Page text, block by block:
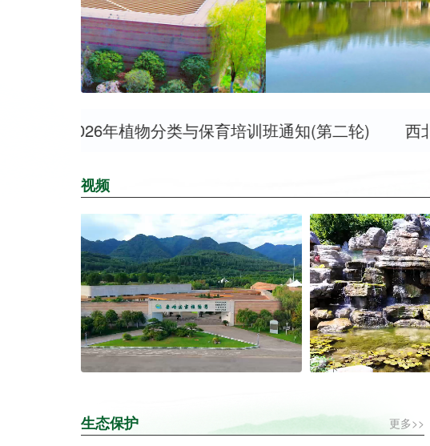
区2026年植物分类与保育培训班通知(第二轮) 西北地
视频
生态保护 更多>>